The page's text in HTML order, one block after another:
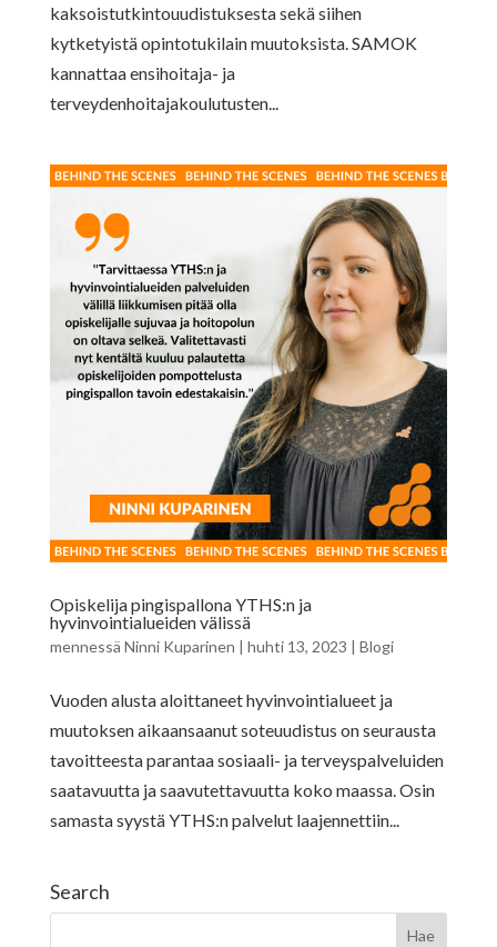
kaksoistutkintouudistuksesta sekä siihen
kytketyistä opintotukilain muutoksista. SAMOK
kannattaa ensihoitaja- ja
terveydenhoitajakoulutusten...
Opiskelija pingispallona YTHS:n ja
hyvinvointialueiden välissä
mennessä Ninni Kuparinen | huhti 13, 2023 | Blogi
Vuoden alusta aloittaneet hyvinvointialueet ja
muutoksen aikaansaanut soteuudistus on seurausta
tavoitteesta parantaa sosiaali- ja terveyspalveluiden
saatavuutta ja saavutettavuutta koko maassa. Osin
samasta syystä YTHS:n palvelut laajennettiin...
Search